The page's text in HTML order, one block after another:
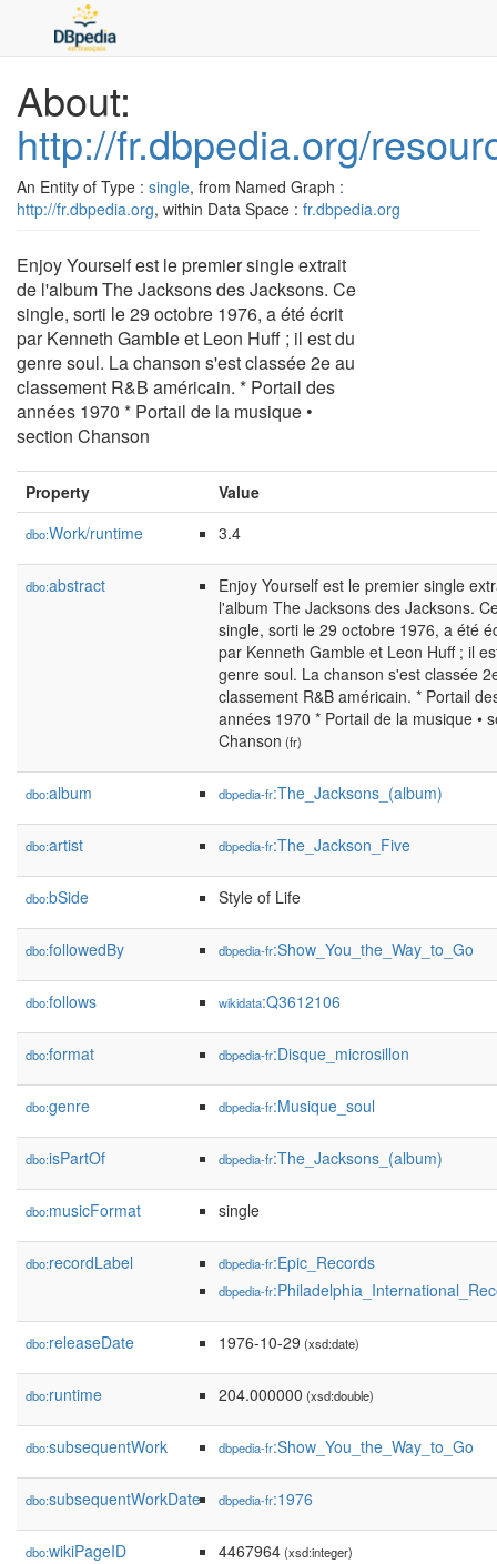
About:
http://fr.dbpedia.org/
An Entity of Type : single, from Named Graph :
http://fr.dbpedia.org, within Data Space : fr.dbpedia.org
Enjoy Yourself est le premier single extrait
de l'album The Jacksons des Jacksons. Ce
single, sorti le 29 octobre 1976, a été écrit
par Kenneth Gamble et Leon Huff ; il est du
genre soul. La chanson s'est classée 2e au
classement R&B américain. * Portail des
années 1970 * Portail de la musique •
section Chanson
Property Value
dbo:Work/runtime 3.4
dbo:abstract
Enjoy Yourself est le premier single
l'album The Jacksons des Jacksons.
single, sorti le 29 octobre 1976, a été
par Kenneth Gamble et Leon Huff ; il
genre soul. La chanson s'est classée
classement R&B américain. * Portail
années 1970 * Portail de la musique •
Chanson (fr)
dbo:album dbpedia-fr:The_Jacksons_(album)
dbo:artist dbpedia-fr:The_Jackson_Five
dbo:bSide Style of Life
dbo:followedBy dbpedia-fr:Show_You_the_Way_to_Go
dbo:follows wikidata:Q3612106
dbo:format dbpedia-fr:Disque_microsillon
dbo:genre dbpedia-fr:Musique_soul
dbo:isPartOf dbpedia-fr:The_Jacksons_(album)
dbo:musicFormat single
dbo:recordLabel dbpedia-fr:Epic_Records
dbpedia-fr
dbo:releaseDate 1976-10-29 (xsd:date)
dbo:runtime 204.000000 (xsd:double)
dbo:subsequentWork dbpedia-fr:Show_You_the_Way_to_Go
dbo:subsequentWorkDate dbpedia-fr:1976
dbo:wikiPageID 4467964(xsd:integer)